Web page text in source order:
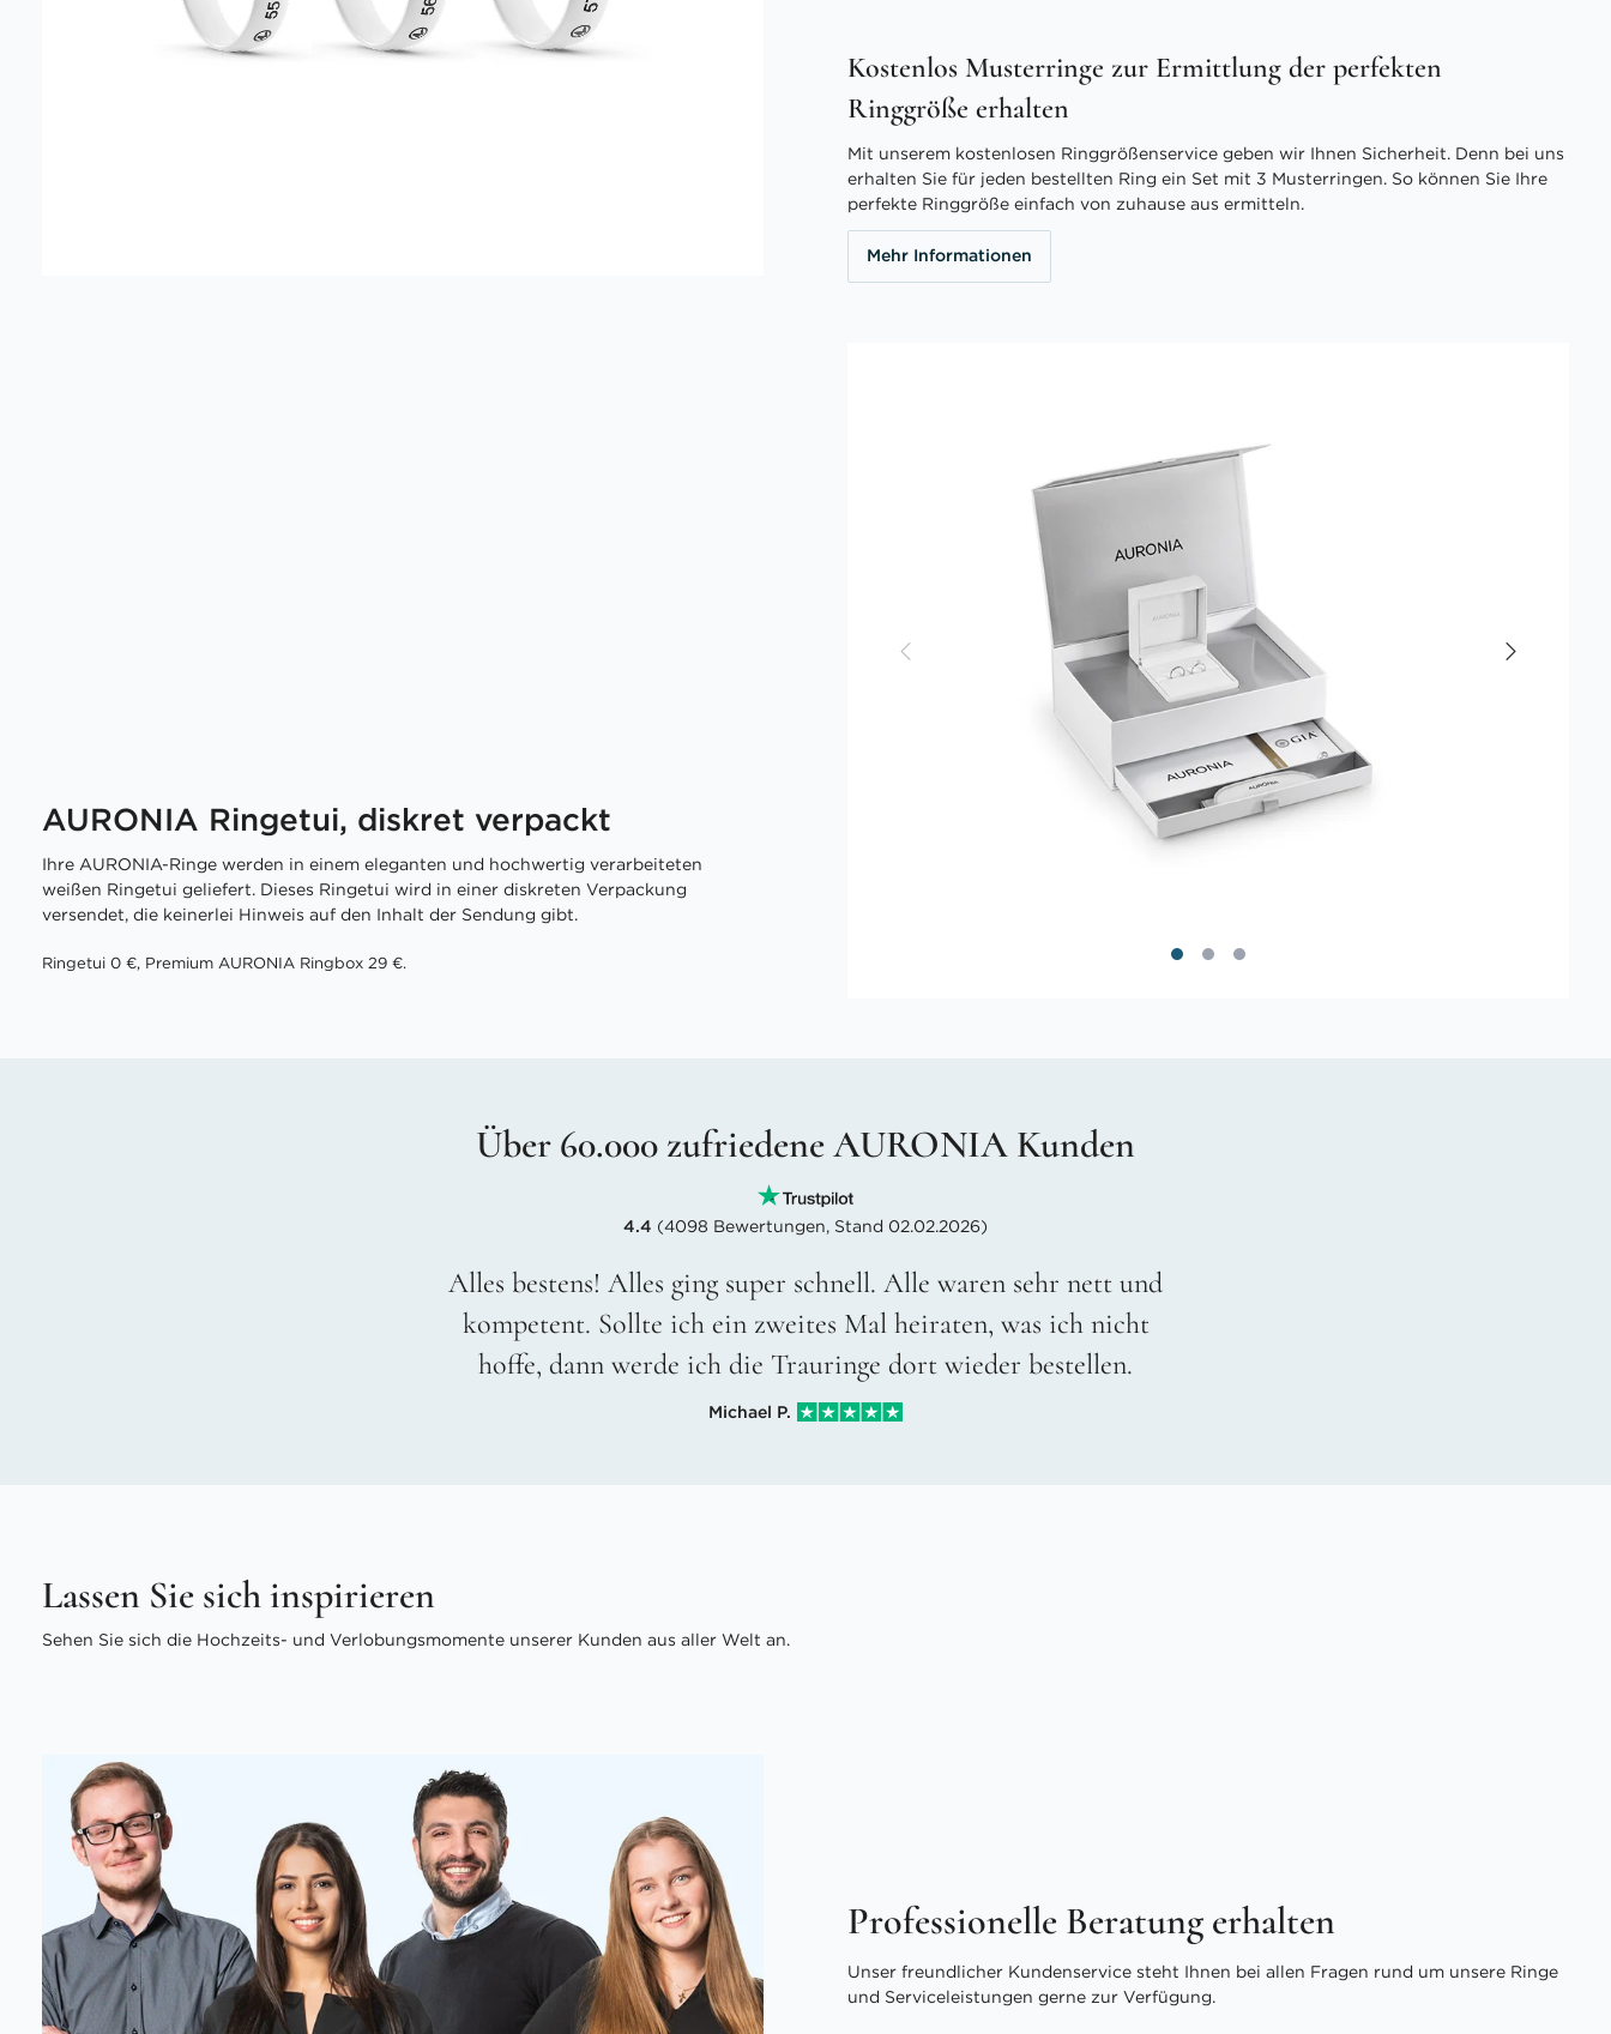
Kostenlos Musterringe zur Ermittlung der perfekten
Ringgröße erhalten
Mit unserem kostenlosen Ringgrößenservice geben wir Ihnen Sicherheit. Denn bei uns
erhalten Sie für jeden bestellten Ring ein Set mit 3 Musterringen. So können Sie Ihre
perfekte Ringgröße einfach von zuhause aus ermitteln.
Mehr Informationen
AURONIA Ringetui, diskret verpackt
Ihre AURONIA-Ringe werden in einem eleganten und hochwertig verarbeiteten
weißen Ringetui geliefert. Dieses Ringetui wird in einer diskreten Verpackung
versendet, die keinerlei Hinweis auf den Inhalt der Sendung gibt.
Ringetui 0 €, Premium AURONIA Ringbox 29 €.
Über 60.000 zufriedene AURONIA Kunden
4.4 (4098 Bewertungen, Stand 02.02.2026)
Alles bestens! Alles ging super schnell. Alle waren sehr nett und
kompetent. Sollte ich ein zweites Mal heiraten, was ich nicht
hoffe, dann werde ich die Trauringe dort wieder bestellen.
Michael P.
Lassen Sie sich inspirieren
Sehen Sie sich die Hochzeits- und Verlobungsmomente unserer Kunden aus aller Welt an.
Professionelle Beratung erhalten
Unser freundlicher Kundenservice steht Ihnen bei allen Fragen rund um unsere Ringe
und Serviceleistungen gerne zur Verfügung.